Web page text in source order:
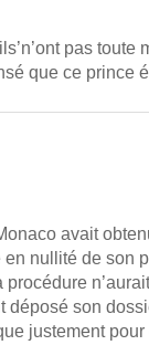
pas toute
que ce prince
avait
nullité de son
procédure
déposé son
justement